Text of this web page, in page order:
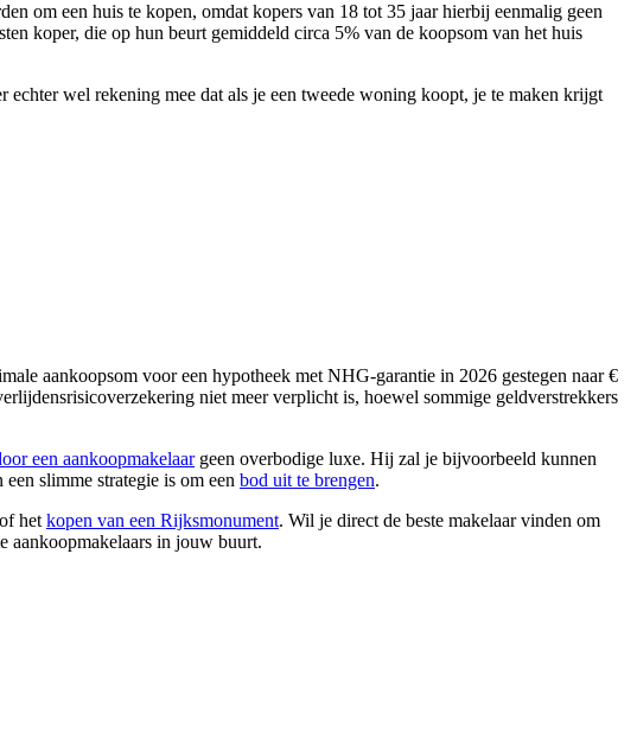
om een huis te kopen, omdat kopers van 18 tot 35 jaar hierbij eenmalig geen
koper, die op hun beurt gemiddeld circa 5% van de koopsom van het huis
echter wel rekening mee dat als je een tweede woning koopt, je te maken krijgt
aankoopsom voor een hypotheek met NHG-garantie in 2026 gestegen naar €
niet meer verplicht is, hoewel sommige geldverstrekkers
een aankoopmakelaargeen overbodige luxe. Hij zal je bijvoorbeeld kunnen
slimme strategie is om een bod uit te brengen.
het kopen van een Rijksmonument. Wil je direct de beste makelaar vinden om
aankoopmakelaars in jouw buurt.